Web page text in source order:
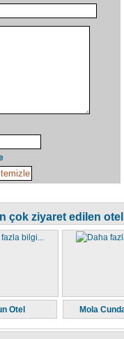
çok ziyaret edilen
Otel Mola